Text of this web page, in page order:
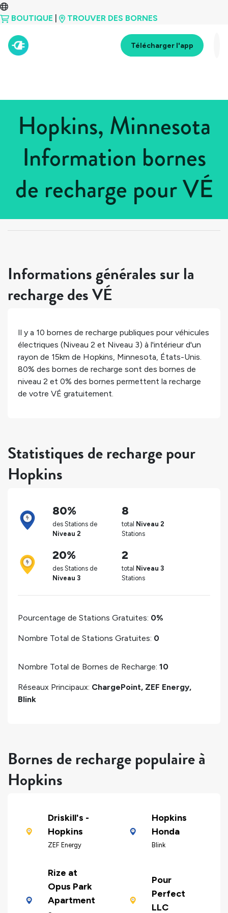
BOUTIQUE TROUVER DES BORNES
Télécharger l'app
Hopkins, Minnesota
Information bornes
de recharge pour VÉ
États-Unis > Minnesota
Informations générales sur la
recharge des VÉ
Il y a 10 bornes de recharge publiques pour véhicules
électriques (Niveau 2 et Niveau 3) à l'intérieur d'un
rayon de 15km de Hopkins, Minnesota, États-Unis.
80% des bornes de recharge sont des bornes de
niveau 2 et 0% des bornes permettent la recharge
de votre VÉ gratuitement.
Statistiques de recharge pour
Hopkins
80%
des Stations de
Niveau 2
8
total Niveau 2
Stations
20%
des Stations de
Niveau 3
2
total Niveau 3
Stations
Pourcentage de Stations Gratuites: 0%
Nombre Total de Stations Gratuites: 0
Nombre Total de Bornes de Recharge: 10
Réseaux Principaux: ChargePoint, ZEF Energy,
Blink
Bornes de recharge populaire à
Hopkins
Driskill's -
Hopkins
ZEF Energy
Hopkins
Honda
Blink
Rize at
Opus Park
Apartment
Pour
Perfect
LLC